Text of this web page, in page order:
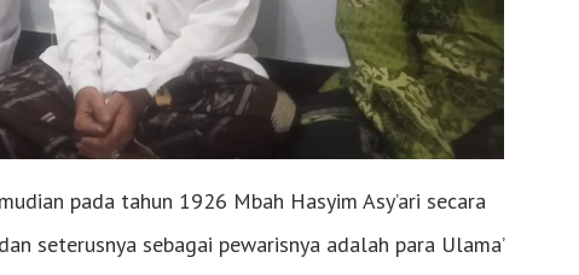
pada tahun 1926 Mbah Hasyim Asy’ari secara
seterusnya sebagai pewarisnya adalah para Ulama’